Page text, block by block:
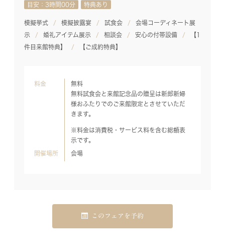
目安：3時間00分 特典あり
模擬挙式 模擬披露宴 試食会
会場コーディネート展
示
婚礼アイテム展示 相談会 安心の付帯設備
【1
件目来館特典】
【ご成約特典】
料金
無料
無料試食会と来館記念品の贈呈は新郎新婦
様おふたりでのご来館限定とさせていただ
きます。
※料金は消費税・サービス料を含む総額表
示です。
開催場所 会場
このフェアを予約